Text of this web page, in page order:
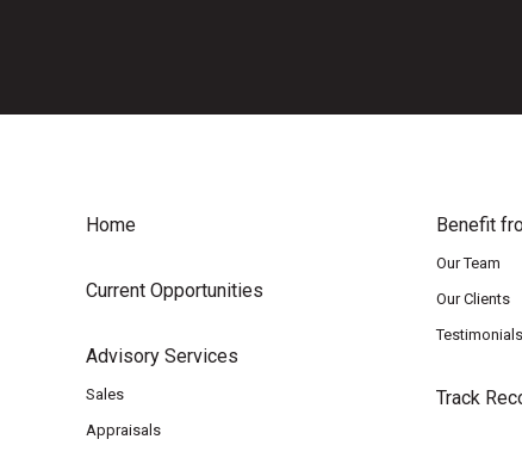
Home
Current Opportunities
Advisory Services
Sales
Appraisals
Benefit
Our Team
Our Clients
Testimonials
Track